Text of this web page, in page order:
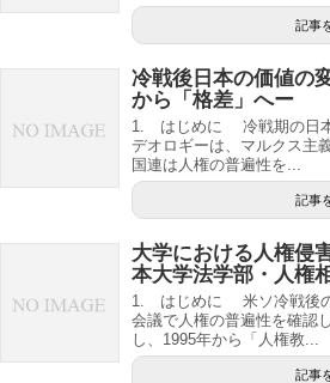
記事
冷戦後日本の価値の
から「格差」へー
1. はじめに 冷戦期の日本
デオロギーは、マルクス主
国連は人権の普遍性を...
記事
大学における人権侵
本大学法学部・人権
1. はじめに 米ソ冷戦後の
会議で人権の普遍性を確認
し、1995年から「人権教...
記事